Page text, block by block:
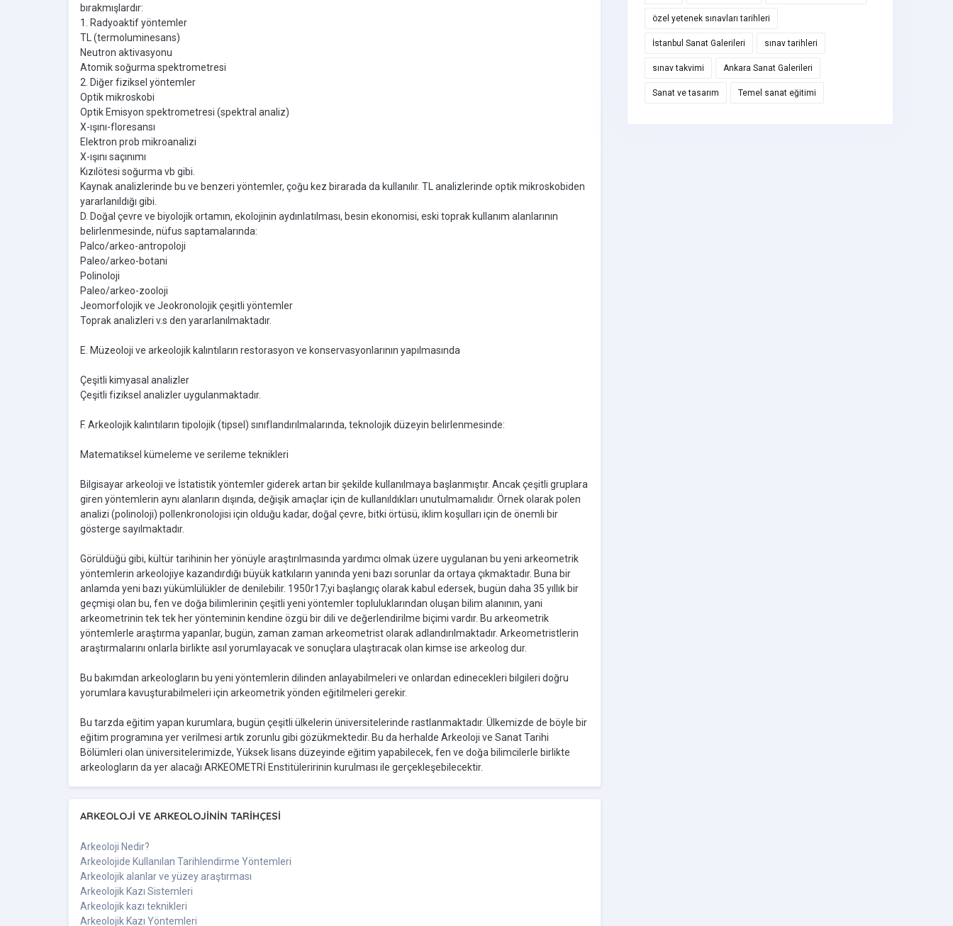
bırakmışlardır:
1. Radyoaktif yöntemler
TL (termoluminesans)
Neutron aktivasyonu
Atomik soğurma spektrometresi
2. Diğer fiziksel yöntemler
Optik mikroskobi
Optik Emisyon spektrometresi (spektral analiz)
X-ışını-floresansı
Elektron prob mikroanalizi
X-ışını saçınımı
Kızılötesi soğurma vb gibi.
Kaynak analizlerinde bu ve benzeri yöntemler, çoğu kez birarada da kullanılır. TL analizlerinde optik mikroskobiden
yararlanıldığı gibi.
D. Doğal çevre ve biyolojik ortamın, ekolojinin aydınlatılması, besin ekonomisi, eski toprak kullanım alanlarının
belirlenmesinde, nüfus saptamalarında:
Palco/arkeo-antropoloji
Paleo/arkeo-botani
Polinoloji
Paleo/arkeo-zooloji
Jeomorfolojik ve Jeokronolojik çeşitli yöntemler
Toprak analizleri v.s den yararlanılmaktadır.
E. Müzeoloji ve arkeolojik kalıntıların restorasyon ve konservasyonlarının yapılmasında
Çeşitli kimyasal analizler
Çeşitli fiziksel analizler uygulanmaktadır.
F. Arkeolojik kalıntıların tipolojik (tipsel) sınıflandırılmalarında, teknolojik düzeyin belirlenmesinde:
Matematiksel kümeleme ve serileme teknikleri
Bilgisayar arkeoloji ve İstatistik yöntemler giderek artan bir şekilde kullanılmaya başlanmıştır. Ancak çeşitli gruplara
giren yöntemlerin aynı alanların dışında, değişik amaçlar için de kullanıldıkları unutulmamalıdır. Örnek olarak polen
analizi (polinoloji) pollenkronolojisi için olduğu kadar, doğal çevre, bitki örtüsü, iklim koşulları için de önemli bir
gösterge sayılmaktadır.
Görüldüğü gibi, kültür tarihinin her yönüyle araştırılmasında yardımcı olmak üzere uygulanan bu yeni arkeometrik
yöntemlerin arkeolojiye kazandırdığı büyük katkıların yanında yeni bazı sorunlar da ortaya çıkmaktadır. Buna bir
anlamda yeni bazı yükümlülükler de denilebilir. 1950r17;yi başlangıç olarak kabul edersek, bugün daha 35 yıllık bir
geçmişi olan bu, fen ve doğa bilimlerinin çeşitli yeni yöntemler topluluklarından oluşan bilim alanının, yani
arkeometrinin tek tek her yönteminin kendine özgü bir dili ve değerlendirilme biçimi vardır. Bu arkeometrik
yöntemlerle araştırma yapanlar, bugün, zaman zaman arkeometrist olarak adlandırılmaktadır. Arkeometristlerin
araştırmalarını onlarla birlikte asıl yorumlayacak ve sonuçlara ulaştıracak olan kimse ise arkeolog dur.
Bu bakımdan arkeologların bu yeni yöntemlerin dilinden anlayabilmeleri ve onlardan edinecekleri bilgileri doğru
yorumlara kavuşturabilmeleri için arkeometrik yönden eğitilmeleri gerekir.
Bu tarzda eğitim yapan kurumlara, bugün çeşitli ülkelerin üniversitelerinde rastlanmaktadır. Ülkemizde de böyle bir
eğitim programına yer verilmesi artık zorunlu gibi gözükmektedir. Bu da herhalde Arkeoloji ve Sanat Tarihi
Bölümleri olan üniversitelerimizde, Yüksek lisans düzeyinde eğitim yapabilecek, fen ve doğa bilimcilerle birlikte
arkeologların da yer alacağı ARKEOMETRİ Enstitüleririnin kurulması ile gerçekleşebilecektir.
ARKEOLOJI VE ARKEOLOJININ TARIHÇESI
Arkeoloji Nedir?
Arkeolojide Kullanılan Tarihlendirme Yöntemleri
Arkeolojik alanlar ve yüzey araştırması
Arkeolojik Kazı Sistemleri
Arkeolojik kazı teknikleri
Arkeolojik Kazı Yöntemleri
özel yetenek sınavları tarihleri
İstanbul Sanat Galerileri sınav tarihleri
sınav takvimi Ankara Sanat Galerileri
Sanat ve tasarım Temel sanat eğitimi